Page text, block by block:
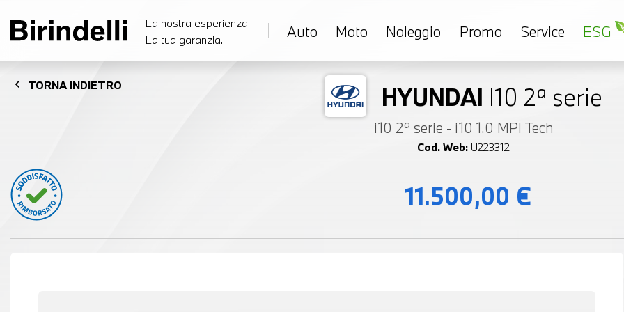
La nostra esperienza.
La tua garanzia.
Auto Moto Noleggio Promo Service ESG
chevron_left TORNA INDIETRO HYUNDAI I10 2ª serie
i10 2ª serie - i10 1.0 MPI Tech
Cod. Web: U223312
11.500,00 €